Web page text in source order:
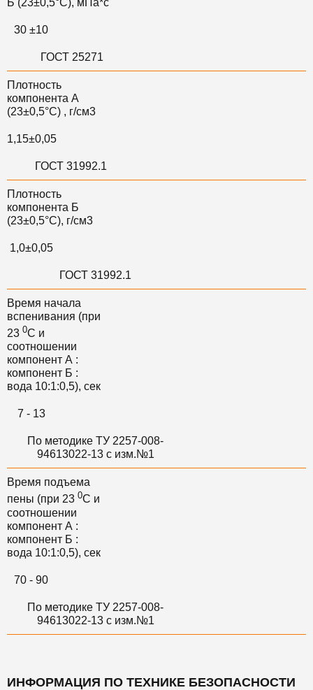
Б (23±0,5°C), мПа*с
30 ±10
ГОСТ 25271
Плотность
компонента А
(23±0,5°C) , г/см3
1,15±0,05
ГОСТ 31992.1
Плотность
компонента Б
(23±0,5°C), г/см3
1,0±0,05
ГОСТ 31992.1
Время начала
вспенивания (при
23 0С и
соотношении
компонент А :
компонент Б :
вода 10:1:0,5), сек
7 - 13
По методике ТУ 2257-008-
94613022-13 с изм.№1
Время подъема
пены (при 23 0С и
соотношении
компонент А :
компонент Б :
вода 10:1:0,5), сек
70 - 90
По методике ТУ 2257-008-
94613022-13 с изм.№1
ИНФОРМАЦИЯ ПО ТЕХНИКЕ БЕЗОПАСНОСТИ